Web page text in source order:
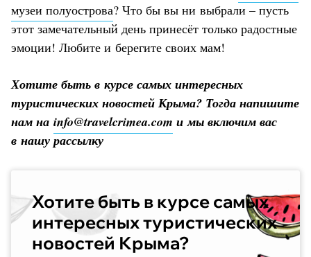
музеи полуострова? Что бы вы ни выбрали – пусть
этот замечательный день принесёт только радостные
эмоции! Любите и берегите своих мам!
Хотите быть в курсе самых интересных
туристических новостей Крыма? Тогда напишите
нам на info@travelcrimea.com и мы включим вас
в нашу рассылку
Хотите быть в курсе самых
интересных туристических
новостей Крыма?